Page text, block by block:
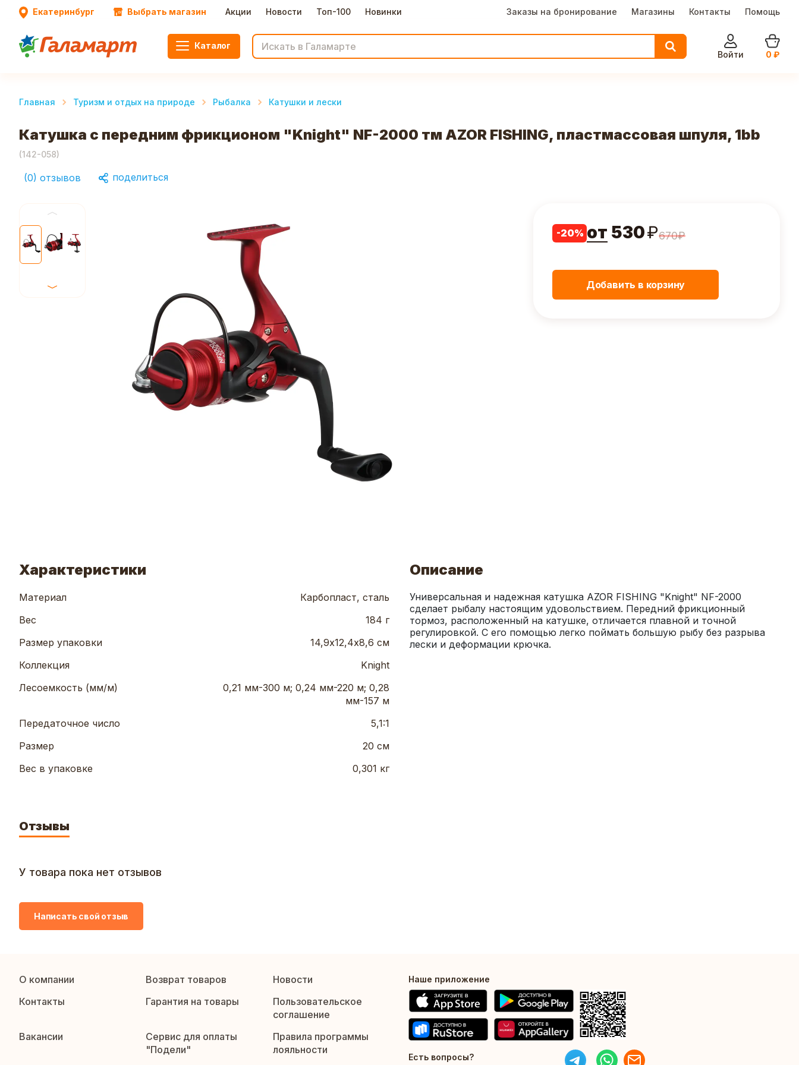
Екатеринбург Выбрать магазин Акции Новости Топ-100 Новинки Заказы на бронирование Магазины Контакты Помощь
Каталог
Войти
0 ₽
Главная Туризм и отдых на природе Рыбалка Катушки и лески
Катушка c передним фрикционом "Knight" NF-2000 тм AZOR FISHING, пластмассовая шпуля, 1bb
(142-058)
(0) отзывов поделиться
-20% от 530₽670₽
Добавить в корзину
Характеристики
Материал
Карбопласт, сталь
Вес
184 г
Размер упаковки
14,9х12,4х8,6 см
Коллекция
Knight
Лесоемкость (мм/м)
0,21 мм-300 м; 0,24 мм-220 м; 0,28
мм-157 м
Передаточное число
5,1:1
Размер
20 см
Вес в упаковке
0,301 кг
Описание
Универсальная и надежная катушка AZOR FISHING "Knight" NF-2000
сделает рыбалу настоящим удовольствием. Передний фрикционный
тормоз, расположенный на катушке, отличается плавной и точной
регулировкой. С его помощью легко поймать большую рыбу без разрыва
лески и деформации крючка.
Отзывы
У товара пока нет отзывов
Написать свой отзыв
О компании Возврат товаров
Новости
Контакты
Гарантия на товары
Пользовательское
соглашение
Вакансии
Сервис для оплаты
"Подели"
Правила программы
лояльности
Наше приложение
Есть вопросы?